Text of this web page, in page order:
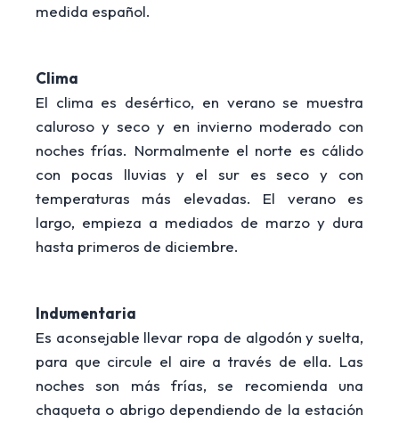
medida español.
Clima
El clima es desértico, en verano se muestra
caluroso y seco y en invierno moderado con
noches frías. Normalmente el norte es cálido
con pocas lluvias y el sur es seco y con
temperaturas más elevadas. El verano es
largo, empieza a mediados de marzo y dura
hasta primeros de diciembre.
Indumentaria
Es aconsejable llevar ropa de algodón y suelta,
para que circule el aire a través de ella. Las
noches son más frías, se recomienda una
chaqueta o abrigo dependiendo de la estación